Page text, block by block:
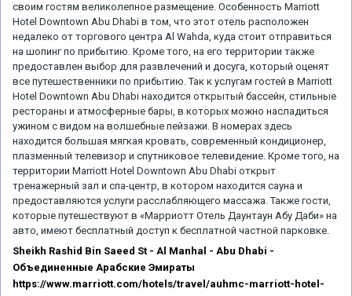
своим гостям великолепное размещение. Особенность Marriott
Hotel Downtown Abu Dhabi в том, что этот отель расположен
недалеко от торгового центра Al Wahda, куда стоит отправиться
на шопинг по прибытию. Кроме того, на его территории также
предоставлен выбор для развлечений и досуга, который оценят
все путешественники по прибытию. Так к услугам гостей в Marriott
Hotel Downtown Abu Dhabi находится открытый бассейн, стильные
рестораны и атмосферные бары, в которых можно насладиться
ужином с видом на волшебные пейзажи. В номерах здесь
находится большая мягкая кровать, современный кондиционер,
плазменный телевизор и спутниковое телевидение. Кроме того, на
территории Marriott Hotel Downtown Abu Dhabi открыт
тренажерный зал и спа-центр, в котором находится сауна и
предоставляются услуги расслабляющего массажа. Также гости,
которые путешествуют в «Марриотт Отель Даунтаун Абу Даби» на
авто, имеют бесплатный доступ к бесплатной частной парковке.
Sheikh Rashid Bin Saeed St - Al Manhal - Abu Dhabi -
Объединенные Арабские Эмираты
https://www.marriott.com/hotels/travel/auhmc-marriott-hotel-